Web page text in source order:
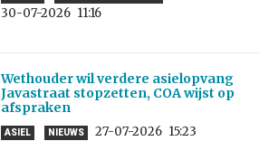
30-07-2026 11:16
Wethouder wil verdere asielopvang
Javastraat stopzetten, COA wijst op
afspraken
ASIEL NIEUWS 27-07-2026 15:23